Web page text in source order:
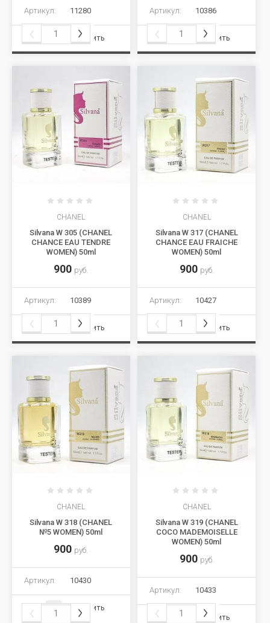
Артикул: 11280
Сравнить
Артикул: 10386
Сравнить
CHANEL
Silvana W 305 (CHANEL
CHANCE EAU TENDRE
WOMEN) 50ml
900 руб.
Артикул: 10389
Сравнить
CHANEL
Silvana W 317 (CHANEL
CHANCE EAU FRAICHE
WOMEN) 50ml
900 руб.
Артикул: 10427
Сравнить
CHANEL
Silvana W 318 (CHANEL
№5 WOMEN) 50ml
900 руб.
Артикул: 10430
Сравнить
CHANEL
Silvana W 319 (CHANEL
COCO MADEMOISELLE
WOMEN) 50ml
900 руб.
Артикул: 10433
Сравнить